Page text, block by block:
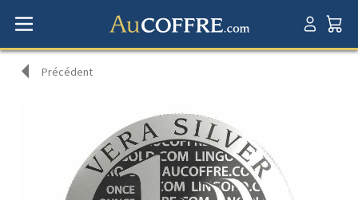
Précédent